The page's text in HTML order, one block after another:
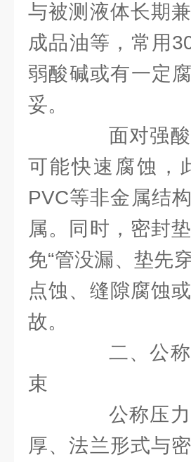
与被测液体长期
成品油等，常用
弱酸碱或有一定
妥。
面对强酸
可能快速腐蚀，
PVC等非金属结
属。同时，密封
免“管没漏、垫先
点蚀、缝隙腐蚀
故。
二、公称
束
公称压力
厚、法兰形式与